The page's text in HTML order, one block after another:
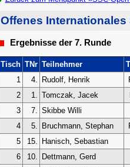
Offenes Internationales
Ergebnisse der 7. Runde
Tisch TNr Teilnehmer
1
4. Rudolf, Henrik
2
1. Tomczak, Jacek
3
7. Skibbe Willi
4
5. Bruchmann, Stephan
5
15. Hanisch, Sebastian
6
10. Dettmann, Gerd